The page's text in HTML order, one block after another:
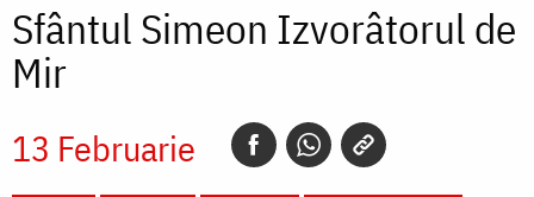
Sfântul Simeon Izvorâtorul de
Mir
13 Februarie